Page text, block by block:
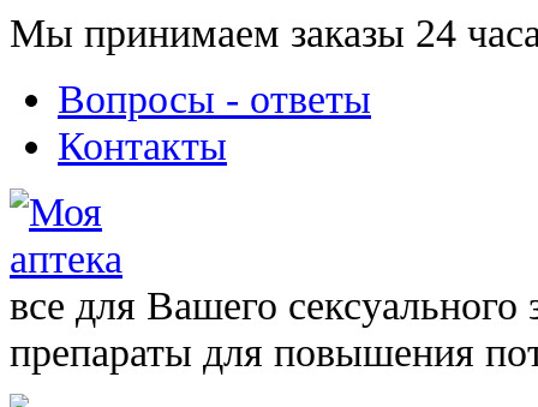
Мы принимаем заказы 24
Вопросы - ответы
Контакты
все для Вашего сексуального
препараты для повышения